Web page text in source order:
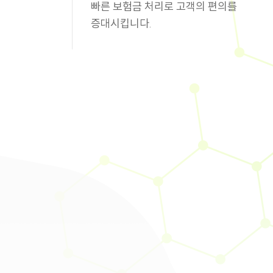
빠른 보험금 처리로 고객의 편의를
증대시킵니다.